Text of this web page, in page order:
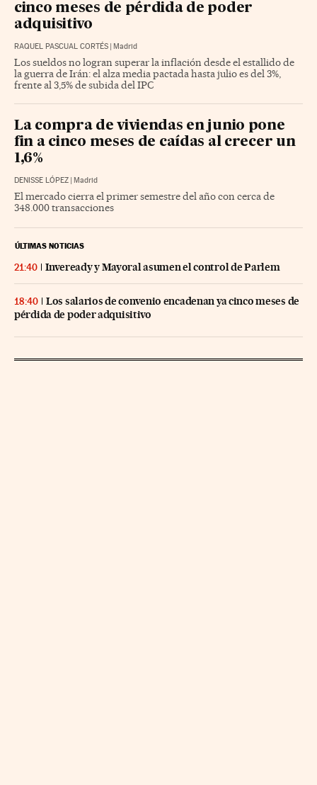
cinco meses de pérdida de poder
adquisitivo
RAQUEL PASCUAL CORTÉS | Madrid
Los sueldos no logran superar la inflación desde el estallido de
la guerra de Irán: el alza media pactada hasta julio es del 3%,
frente al 3,5% de subida del IPC
La compra de viviendas en junio pone
fin a cinco meses de caídas al crecer un
1,6%
DENISSE LÓPEZ | Madrid
El mercado cierra el primer semestre del año con cerca de
348.000 transacciones
ÚLTIMAS NOTICIAS
21:40 Inveready y Mayoral asumen el control de Parlem
18:40
Los salarios de convenio encadenan ya cinco meses de
pérdida de poder adquisitivo